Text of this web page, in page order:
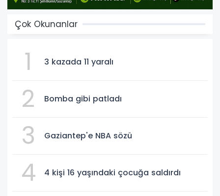
Çok Okunanlar
1 3 kazada 11 yaralı
2 Bomba gibi patladı
3 Gaziantep'e NBA sözü
4 4 kişi 16 yaşındaki çocuğa saldırdı